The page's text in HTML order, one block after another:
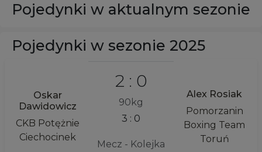
Pojedynki w aktualnym sezonie
Pojedynki w sezonie 2025
Oskar
Dawidowicz
CKB Potężnie
Ciechocinek
2 : 0
90kg
3 : 0
Mecz - Kolejka
Alex Rosiak
Pomorzanin
Boxing Team
Toruń